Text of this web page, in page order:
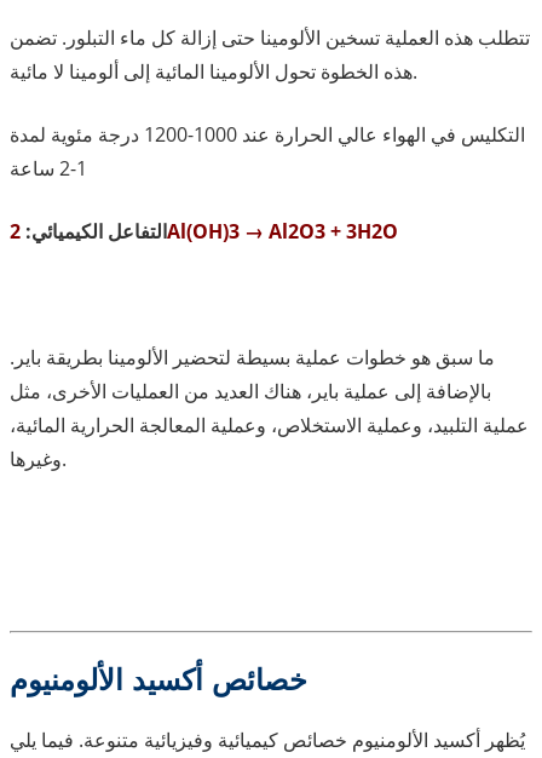
تتطلب هذه العملية تسخين الألومينا حتى إزالة كل ماء التبلور. تضمن
هذه الخطوة تحول الألومينا المائية إلى ألومينا لا مائية.
التكليس في الهواء عالي الحرارة عند 1000-1200 درجة مئوية لمدة
1-2 ساعة
التفاعل الكيميائي:2Al(OH)3 → Al2O3 + 3H2O
ما سبق هو خطوات عملية بسيطة لتحضير الألومينا بطريقة باير.
بالإضافة إلى عملية باير، هناك العديد من العمليات الأخرى، مثل
عملية التلبيد، وعملية الاستخلاص، وعملية المعالجة الحرارية المائية،
وغيرها.
خصائص أكسيد الألومنيوم
يُظهر أكسيد الألومنيوم خصائص كيميائية وفيزيائية متنوعة. فيما يلي